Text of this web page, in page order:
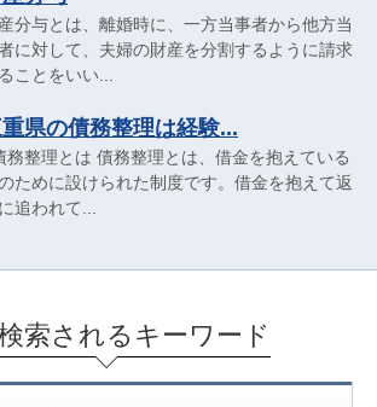
分与とは、離婚時に、一方当事者から他方当
に対して、夫婦の財産を分割するように請求
ことをいい...
県の債務整理は経験...
務整理とは 債務整理とは、借金を抱えている
ために設けられた制度です。借金を抱えて返
追われて...
索されるキーワード